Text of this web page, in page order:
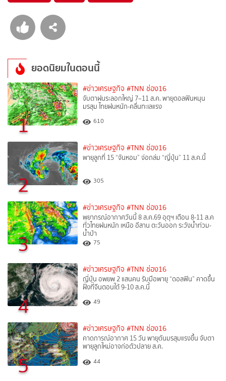
ยอดนิยมในตอนนี้
1
#ข่าวเศรษฐกิจ #TNN ช่อง16
จับตาฝนระลอกใหญ่ 7–11 ส.ค. พายุดอลฟินหนุน
มรสุม ไทยฝนหนัก-คลื่นทะเลแรง
610
2
#ข่าวเศรษฐกิจ #TNN ช่อง16
พายุลูกที่ 15 “จันหอม” จ่อถล่ม “ญี่ปุ่น” 11 ส.ค.นี้
305
3
#ข่าวเศรษฐกิจ #TNN ช่อง16
พยากรณ์อากาศวันนี้ 8 ส.ค.69 อุตุฯ เตือน 8-11 ส.ค
ทั่วไทยฝนหนัก เหนือ อีสาน ตะวันออก ระวังน้ำท่วม-
น้ำป่า
75
4
#ข่าวเศรษฐกิจ #TNN ช่อง16
ญี่ปุ่น อพยพ 2 แสนคน รับมือพายุ “ดอลฟิน” คาดขึ้น
ฝั่งที่จีนตอนใต้ 9-10 ส.ค.นี้
49
5
#ข่าวเศรษฐกิจ #TNN ช่อง16
คาดการณ์อากาศ 15 วัน พายุดันมรสุมแรงขึ้น จับตา
พายุลูกใหม่อาจก่อตัวปลาย ส.ค.
44